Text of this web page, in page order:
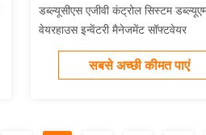
डब्ल्यूसीएस एजीवी कंट्रोल सिस्टम
वेयरहाउस इन्वेंटरी मैनेजमेंट सॉफ्टवेयर
सबसे अच्छी कीमत पाएं